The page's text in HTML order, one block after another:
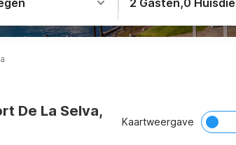
De La Selva,
Kaartweergave